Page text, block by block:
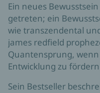
Ein neues
getreten; ein
wie transzendental
james redfield
Quantensprung,
Entwicklung zu
Sein Bestseller